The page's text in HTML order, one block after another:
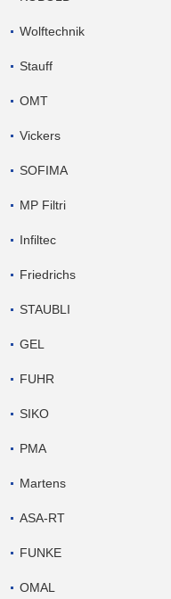
Wolftechnik
Stauff
OMT
Vickers
SOFIMA
MP Filtri
Infiltec
Friedrichs
STAUBLI
GEL
FUHR
SIKO
PMA
Martens
ASA-RT
FUNKE
OMAL